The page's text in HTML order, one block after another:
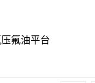
氟油平台